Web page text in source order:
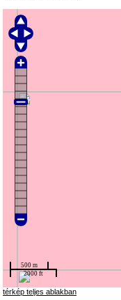
térkép teljes ablakban